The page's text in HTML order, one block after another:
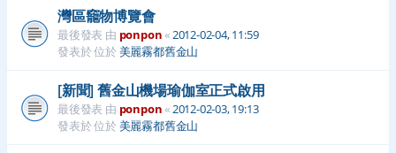
灣區竉物博覽會
最後發表 由 ponpon« 2012-02-04, 11:59
發表於 位於 美麗霧都舊金山
[新聞] 舊金山機場瑜伽室正式啟用
最後發表 由 ponpon« 2012-02-03, 19:13
發表於 位於 美麗霧都舊金山